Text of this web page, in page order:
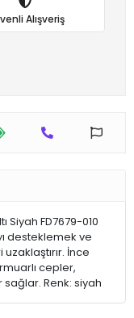
Alışveriş
Siyah FD7679-010
desteklemek ve
İnce
cepler,
sağlar. Renk: siyah